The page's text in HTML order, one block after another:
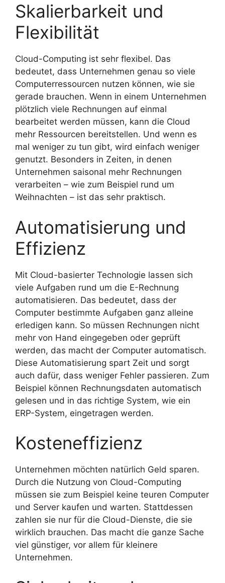
Skalierbarkeit und
Flexibilität
Cloud-Computing ist sehr flexibel. Das
bedeutet, dass Unternehmen genau so viele
Computerressourcen nutzen können, wie sie
gerade brauchen. Wenn in einem Unternehmen
plötzlich viele Rechnungen auf einmal
bearbeitet werden müssen, kann die Cloud
mehr Ressourcen bereitstellen. Und wenn es
mal weniger zu tun gibt, wird einfach weniger
genutzt. Besonders in Zeiten, in denen
Unternehmen saisonal mehr Rechnungen
verarbeiten – wie zum Beispiel rund um
Weihnachten – ist das sehr praktisch.
Automatisierung und
Effizienz
Mit Cloud-basierter Technologie lassen sich
viele Aufgaben rund um die E-Rechnung
automatisieren. Das bedeutet, dass der
Computer bestimmte Aufgaben ganz alleine
erledigen kann. So müssen Rechnungen nicht
mehr von Hand eingegeben oder geprüft
werden, das macht der Computer automatisch.
Diese Automatisierung spart Zeit und sorgt
auch dafür, dass weniger Fehler passieren. Zum
Beispiel können Rechnungsdaten automatisch
gelesen und in das richtige System, wie ein
ERP-System, eingetragen werden.
Kosteneffizienz
Unternehmen möchten natürlich Geld sparen.
Durch die Nutzung von Cloud-Computing
müssen sie zum Beispiel keine teuren Computer
und Server kaufen und warten. Stattdessen
zahlen sie nur für die Cloud-Dienste, die sie
wirklich brauchen. Das macht die ganze Sache
viel günstiger, vor allem für kleinere
Unternehmen.